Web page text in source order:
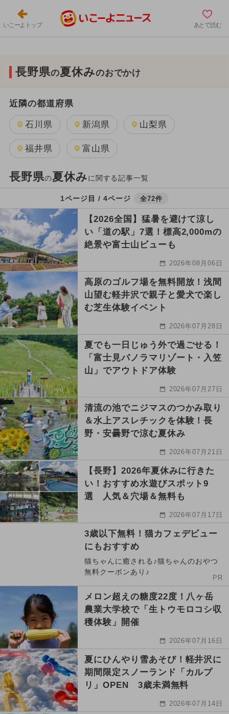
いこーよトップ あとで読む
長野県の夏休みのおでかけ
近隣の都道府県
石川県 新潟県 山梨県
福井県 富山県
長野県の夏休みに関する記事一覧
1ページ目 / 4ページ 全72件
【2026全国】猛暑を避けて涼し
い「道の駅」7選！標高2,000mの
絶景や富士山ビューも
2026年08月06日
高原のゴルフ場を無料開放！浅間
山望む軽井沢で親子と愛犬で楽し
む芝生体験イベント
2026年07月28日
夏でも一日じゅう外で過ごせる！
「富士見パノラマリゾート・入笠
山」でアウトドア体験
2026年07月27日
清流の池でニジマスのつかみ取り
＆水上アスレチックを体験！長
野・安曇野で涼む夏休み
2026年07月21日
【長野】2026年夏休みに行きた
い！おすすめ水遊びスポット9
選 人気＆穴場＆無料も
2026年07月17日
3歳以下無料！猫カフェデビュー
にもおすすめ
猫ちゃんに癒される♪猫ちゃんのおやつ
無料クーポンあり♪
PR
メロン超えの糖度22度！八ヶ岳
農業大学校で「生トウモロコシ収
穫体験」開催
2026年07月16日
夏にひんやり雪あそび！軽井沢に
期間限定スノーランド「カルプ
リ」OPEN 3歳未満無料
2026年07月14日